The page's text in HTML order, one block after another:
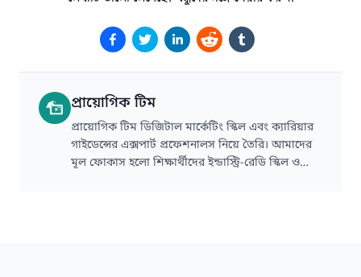
প্রায়োগিক টিম
প্রায়োগিক টিম ডিজিটাল মার্কেটিং স্কিল এবং ক্যারিয়ার
গাইডেন্সের এক্সপার্ট প্রফেশনালস নিয়ে তৈরি। আমাদের
মূল ফোকাস হলো শিক্ষার্থীদের ইন্ডাস্ট্রি-রেডি স্কিল ও